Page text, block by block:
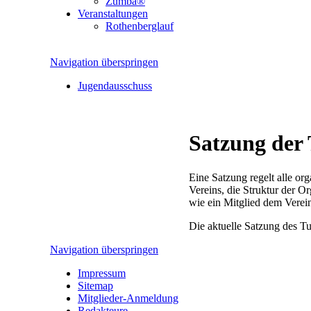
Veranstaltungen
Rothenberglauf
Navigation überspringen
Jugendausschuss
Satzung der
Eine Satzung regelt alle
Vereins, die Struktur der
wie ein Mitglied dem
Die aktuelle Satzung des
Navigation überspringen
Impressum
Sitemap
Mitglieder-Anmeldung